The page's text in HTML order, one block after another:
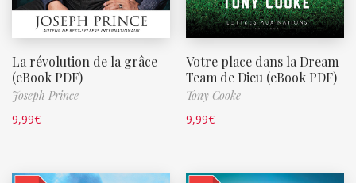
La révolution de la grâce
(eBook PDF)
Joseph Prince
9,99€
Votre place dans la Dream
Team de Dieu (eBook PDF)
Tony Cooke
9,99€